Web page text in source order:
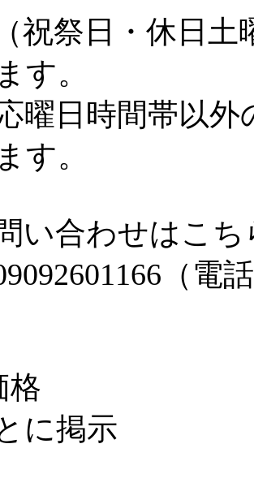
祝祭日・休日土
す。
曜日時間帯以
す。
い合わせはこ
（電
格
に掲示